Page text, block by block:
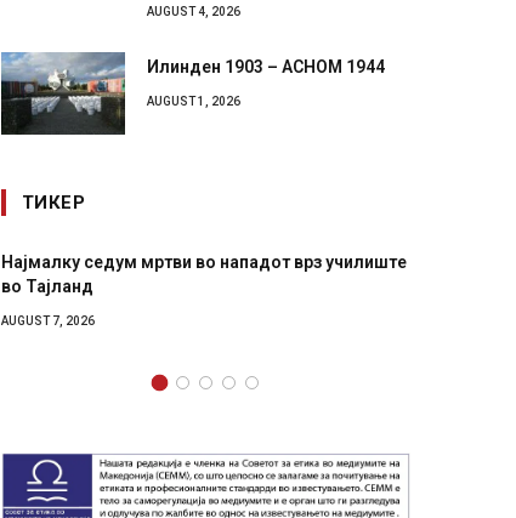
AUGUST 4, 2026
Илинден 1903 – АСНОМ 1944
AUGUST 1, 2026
ТИКЕР
СОЗИС: Украинците повеќе им веруваат на
генералите отколку на Зеленски
AUGUST 7, 2026